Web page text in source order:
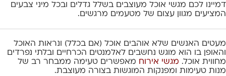
דמיינו לכם מגשי אוכל מעוצבים בשלל גדלים ובכל מיני צבעים
המציעים מגוון עצום של מטעמים מרגשים.
מעטים האנשים שלא אוהבים אוכל (אם בכלל) ונראות האוכל
והאופן בו הוא מוגש נחשבים לאלמנטים הכרחיים ובלתי נפרדים
מחווית אוכל. מגשי אירוח מאפשרים טעימה ממבחר רב של
מנות טעימות ומפנקות המוגשות בצורה מעוצבת.